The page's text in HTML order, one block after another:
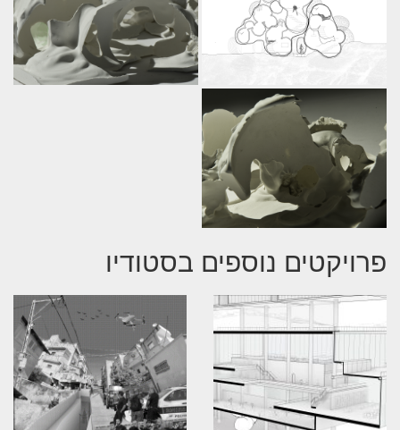
פרויקטים נוספים בסטודיו